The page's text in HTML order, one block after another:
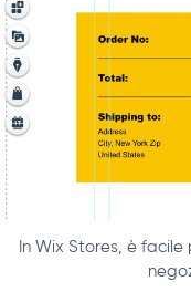
In Wix Stores, è